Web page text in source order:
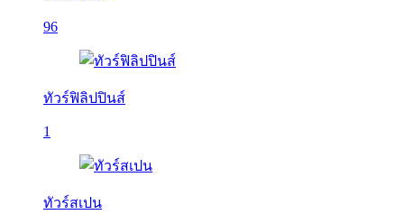
96
ทัวร์ฟิลิปปินส์
1
ทัวร์สเปน